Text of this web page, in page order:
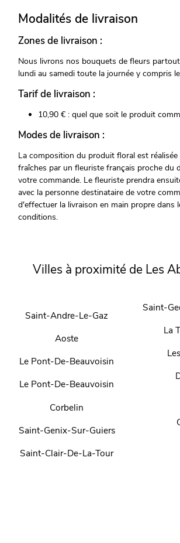
Modalités de livraison
Zones de livraison :
Nous livrons nos bouquets de fleurs
lundi au samedi toute la journée y compris
Tarif de livraison :
10,90 € : quel que soit le produit
Modes de livraison :
La composition du produit floral est
fraîches par un fleuriste français proche du
votre commande. Le fleuriste prendra
avec la personne destinataire de votre
d'effectuer la livraison en main propre dans
conditions.
Villes à proximité de Les
Saint-Andre-Le-Gaz
Aoste
Le Pont-De-Beauvoisin
Le Pont-De-Beauvoisin
Corbelin
Saint-Genix-Sur-Guiers
Saint-Clair-De-La-Tour
Saint-
La